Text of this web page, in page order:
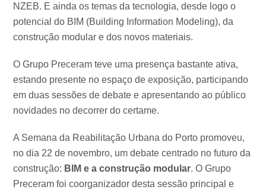
NZEB. E ainda os temas da tecnologia, desde logo o
potencial do BIM (Building Information Modeling), da
construção modular e dos novos materiais.
O Grupo Preceram teve uma presença bastante ativa,
estando presente no espaço de exposição, participando
em duas sessões de debate e apresentando ao público
novidades no decorrer do certame.
A Semana da Reabilitação Urbana do Porto promoveu,
no dia 22 de novembro, um debate centrado no futuro da
construção: BIM e a construção modular. O Grupo
Preceram foi coorganizador desta sessão principal e